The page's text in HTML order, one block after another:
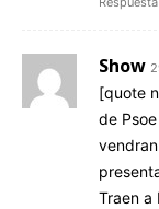
Show
[quote
de
Traen a